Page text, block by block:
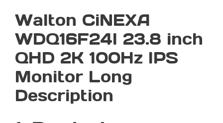
Walton CiNEXA
WDQ16F24I 23.8 inch
QHD 2K 100Hz IPS
Monitor Long
Description